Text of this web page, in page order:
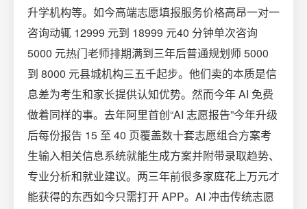
升学机构等。如今高端志愿填报服务价格高昂一对一
咨询动辄 12999 元到 18999 元40 分钟单次咨询
5000 元热门老师排期满到三年后普通规划师 5000
到 8000 元县城机构三五千起步。他们卖的本质是信
息差为考生和家长提供认知优势。然而今年 AI 免费
做着同样的事。去年阿里首创“AI 志愿报告”今年升级
后每份报告 15 至 40 页覆盖数十套志愿组合方案考
生输入相关信息系统就能生成方案并附带录取趋势、
专业分析和就业建议。两三年前很多家庭花上万元才
能获得的东西如今只需打开 APP。AI 冲击传统志愿